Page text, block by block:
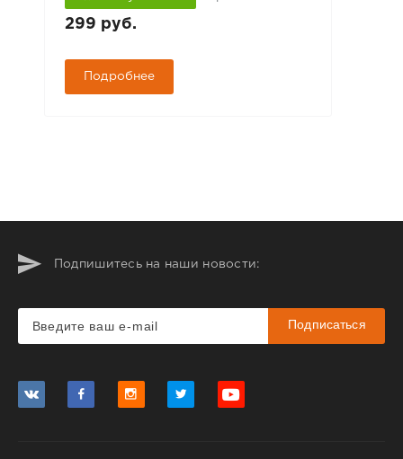
299 руб.
Подробнее
Подпишитесь на наши новости:
Подписаться